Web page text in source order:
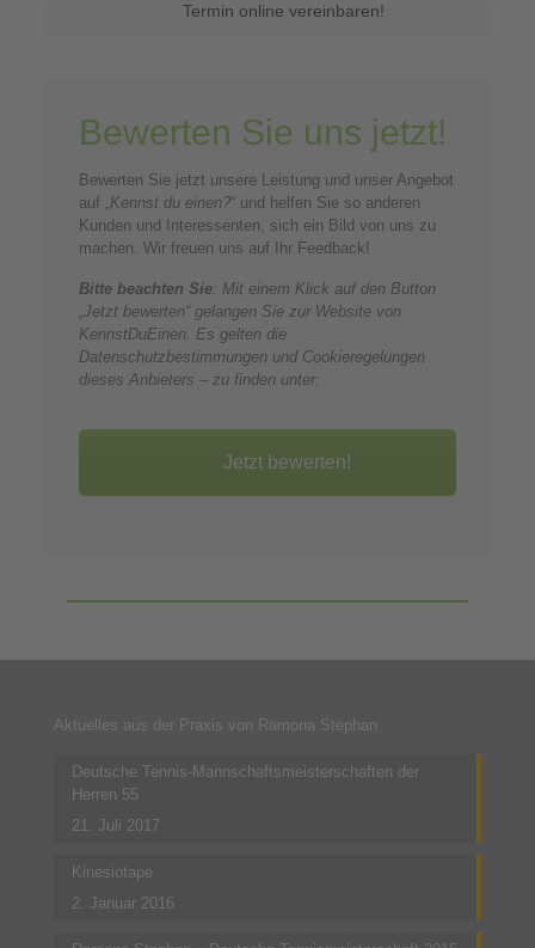
Termin online vereinbaren!
Bewerten Sie uns jetzt!
Bewerten Sie jetzt unsere Leistung und unser Angebot
auf „Kennst du einen?“ und helfen Sie so anderen
Kunden und Interessenten, sich ein Bild von uns zu
machen. Wir freuen uns auf Ihr Feedback!
Bitte beachten Sie: Mit einem Klick auf den Button
„Jetzt bewerten“ gelangen Sie zur Website von
KennstDuEinen. Es gelten die
Datenschutzbestimmungen und Cookieregelungen
dieses Anbieters – zu finden unter:
Jetzt bewerten!
Aktuelles aus der Praxis von Ramona Stephan
Deutsche Tennis-Mannschaftsmeisterschaften der
Herren 55
21. Juli 2017
Kinesiotape
2. Januar 2016